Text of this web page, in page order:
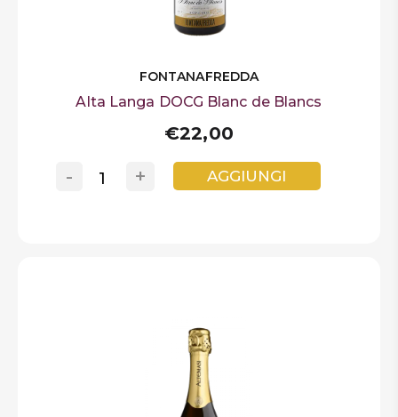
FONTANAFREDDA
Alta Langa DOCG Blanc de Blancs
€22,00
+
- AGGIUNGI